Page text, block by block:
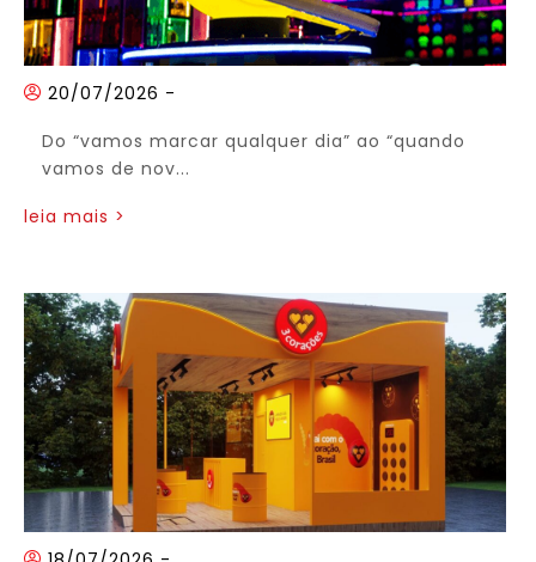
20/07/2026 -
Do “vamos marcar qualquer dia” ao “quando
vamos de nov...
leia mais >